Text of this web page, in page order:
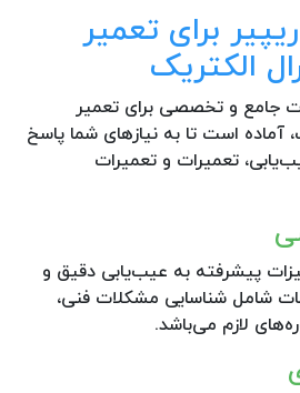
برای تعمیر
الکتریک
جامع و تخصصی برای تعمیر
آماده است تا به نیازهای شما پاسخ
تعمیرات و تعمیرات
پیشرفته به عیب‌یابی دقیق و
شامل شناسایی مشکلات فنی،
لازم می‌باشد.